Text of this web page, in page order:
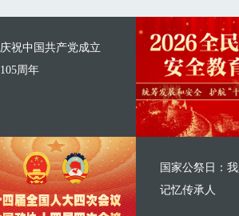
庆祝中国共产党成立
105周年
国家公祭日：
记忆传承人